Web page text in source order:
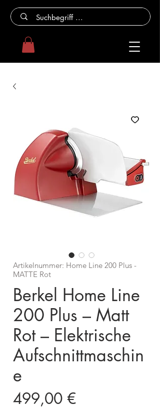
Artikelnummer: Home Line 200 Plus -
MATTE Rot
Berkel Home Line
200 Plus – Matt
Rot – Elektrische
Aufschnittmaschin
e
499,00 €Preis